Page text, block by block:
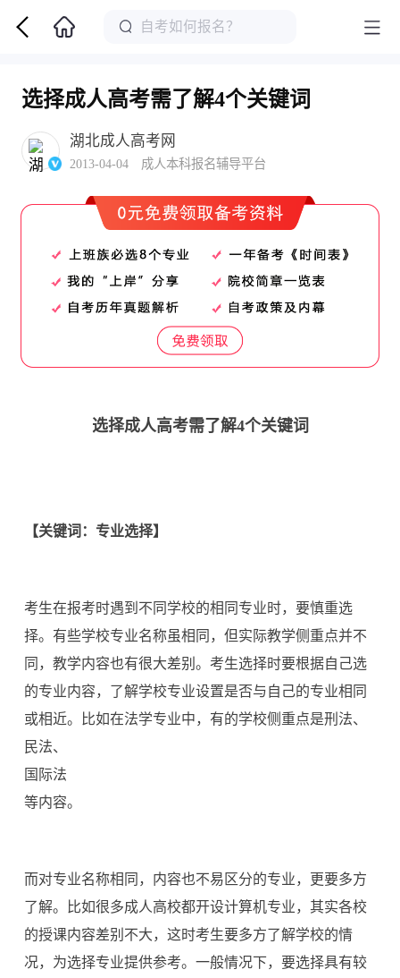
选择成人高考需了解4个关键词
湖北成人高考网
2013-04-04 成人本科报名辅导平台
选择成人高考需了解4个关键词
【关键词：专业选择】
考生在报考时遇到不同学校的相同专业时，要慎重选
择。有些学校专业名称虽相同，但实际教学侧重点并不
同，教学内容也有很大差别。考生选择时要根据自己选
的专业内容，了解学校专业设置是否与自己的专业相同
或相近。比如在法学专业中，有的学校侧重点是刑法、
民法、
国际法
等内容。
而对专业名称相同，内容也不易区分的专业，更要多方
了解。比如很多成人高校都开设计算机专业，其实各校
的授课内容差别不大，这时考生要多方了解学校的情
况，为选择专业提供参考。一般情况下，要选择具有较